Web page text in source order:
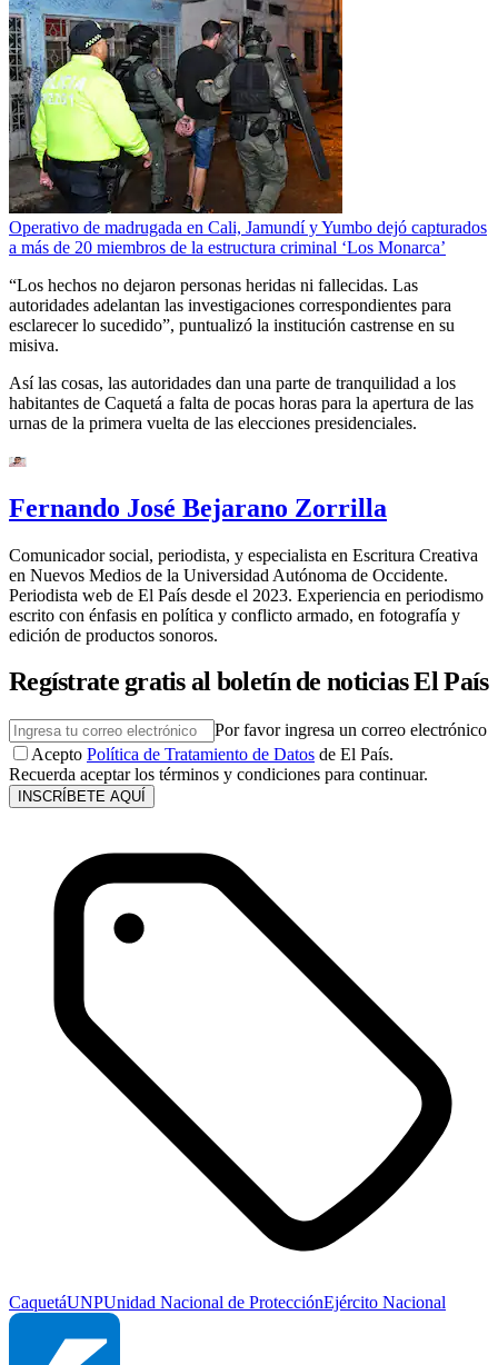
Operativo de madrugada en Cali, Jamundí y Yumbo dejó capturados
a más de 20 miembros de la estructura criminal ‘Los Monarca’
“Los hechos no dejaron personas heridas ni fallecidas. Las
autoridades adelantan las investigaciones correspondientes para
esclarecer lo sucedido”, puntualizó la institución castrense en su
misiva.
Así las cosas, las autoridades dan una parte de tranquilidad a los
habitantes de Caquetá a falta de pocas horas para la apertura de las
urnas de la primera vuelta de las elecciones presidenciales.
Fernando José Bejarano Zorrilla
Comunicador social, periodista, y especialista en Escritura Creativa
en Nuevos Medios de la Universidad Autónoma de Occidente.
Periodista web de El País desde el 2023. Experiencia en periodismo
escrito con énfasis en política y conflicto armado, en fotografía y
edición de productos sonoros.
Regístrate gratis al boletín de noticias El País
Por favor ingresa un correo electrónico
Acepto Política de Tratamiento de Datos de El País.
Recuerda aceptar los términos y condiciones para continuar.
INSCRÍBETE AQUÍ
CaquetáUNPUnidad Nacional de ProtecciónEjército Nacional